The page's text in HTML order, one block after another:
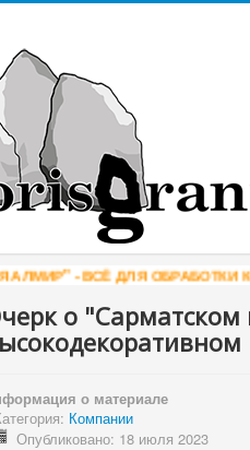
ДЛЯ ОБРАБОТКИ КАМНЯ
о "Сарматском
о материале
Компании
Опубликовано: 18 июля 2023